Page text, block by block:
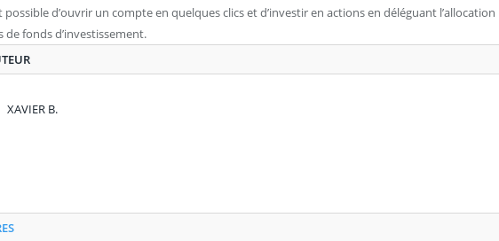
possible d’ouvrir un compte en quelques clics et d’investir en actions en déléguant l’allocation
fonds d’investissement.
XAVIER B.